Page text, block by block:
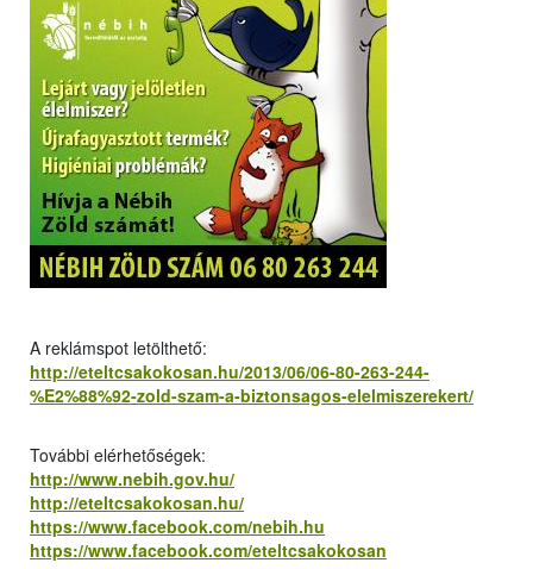
A reklámspot letölthető:
http://eteltcsakokosan.hu/2013/06/06-80-263-244-
%E2%88%92-zold-szam-a-biztonsagos-elelmiszerekert/
További elérhetőségek:
http://www.nebih.gov.hu/
http://eteltcsakokosan.hu/
https://www.facebook.com/nebih.hu
https://www.facebook.com/eteltcsakokosan